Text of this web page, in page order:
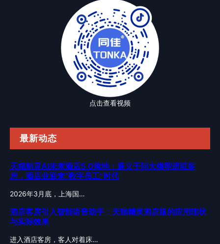
点击查看视频
最新动态
天猫精灵AI未来酒店5.0落地：通义千问大模型进驻客
房，酒店业迎来”数字员工”时代
2026年3月底，上海国…
酒店客房引入智能语音助手：天猫精灵酒店版的应用现状
与实际效果
进入酒店客房，客人对着床…